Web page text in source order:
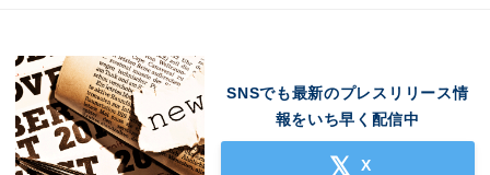
SNSでも最新のプレスリリース情
報をいち早く配信中
X